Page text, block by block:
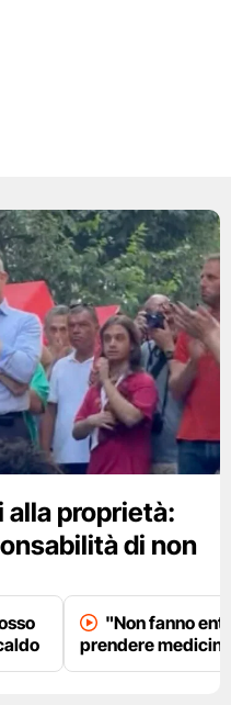
alla proprietà:
di non
"Non fanno
prendere